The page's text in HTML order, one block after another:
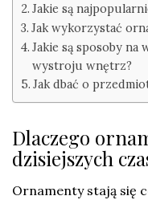
Jakie są
Jak wykorzystać
Jakie są sposoby
wystroju wnętrz?
Jak dbać o
Dlaczego
dzisiejszych
Ornamenty stają się